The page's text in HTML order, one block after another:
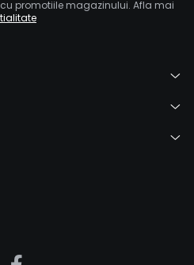
promotiile magazinului. Afla mai